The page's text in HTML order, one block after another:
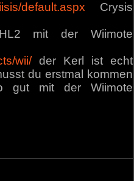
default.aspx Crysis
mit der Wiimote
wii/der Kerl ist echt
du erstmal kommen
gut mit der Wiimote